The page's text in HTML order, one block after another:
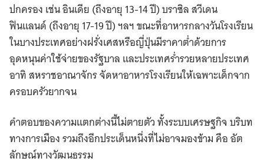
ปกครอง เช่น อินเดีย (ถึงอายุ 13-14 ปี) บราซิล สวีเดน
ฟินแลนด์ (ถึงอายุ 17-19 ปี) ฯลฯ ขณะที่อาหารกลางวันโรงเรียน
ในบางประเทศอย่างฝรั่งเศสหรือญี่ปุ่นมีราคาต่ำด้วยการ
อุดหนุนค่าใช้จ่ายของรัฐบาล และประเทศร่ำรวยหลายประเทศ
อาทิ สหราชอาณาจักร จัดหาอาหารโรงเรียนให้เฉพาะเด็กจาก
ครอบครัวยากจน
คำตอบของความแตกต่างนี้ไม่ตายตัว ทั้งระบบเศรษฐกิจ บริบท
ทางการเมือง รวมถึงอีกประเด็นหนึ่งที่ไม่อาจมองข้าม คือ อัต
ลักษณ์ทางวัฒนธรรม